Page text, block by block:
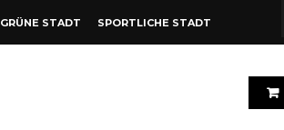
GRÜNE STADT SPORTLICHE STADT